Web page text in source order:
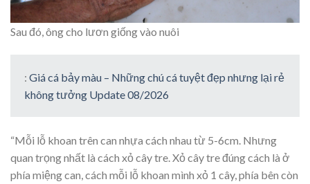
Sau đó, ông cho lươn giống vào nuôi
: Giá cá bảy màu – Những chú cá tuyệt đẹp nhưng lại rẻ
không tưởng Update 08/2026
“Mỗi lỗ khoan trên can nhựa cách nhau từ 5-6cm. Nhưng
quan trọng nhất là cách xỏ cây tre. Xỏ cây tre đúng cách là ở
phía miệng can, cách mỗi lỗ khoan mình xỏ 1 cây, phía bên còn